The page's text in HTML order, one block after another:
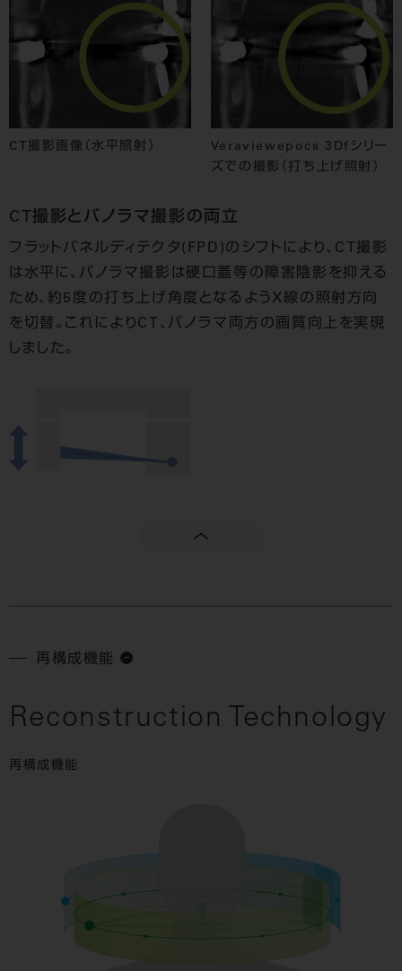
CT撮影画像（水平照射）
Veraviewepocs 3Dfシリー
ズでの撮影（打ち上げ照射）
CT撮影とバノラマ撮影の両立
フラットパネルディテクタ(FPD)のシフトにより、CT撮影
は水平に、パノラマ撮影は硬口蓋等の障害陰影を抑える
ため、約5度の打ち上げ角度となるようX線の照射方向
を切替。これによりCT、パノラマ両方の画質向上を実現
しました。
再構成機能
Reconstruction Technology
再構成機能